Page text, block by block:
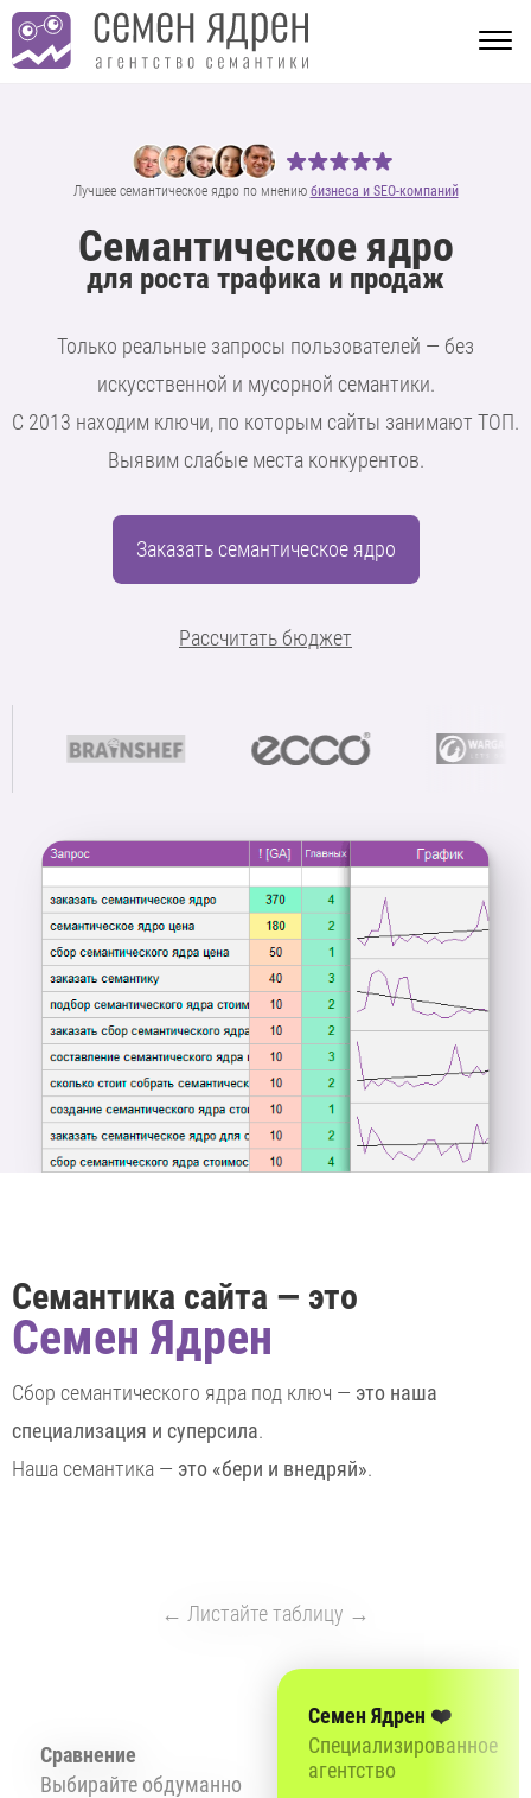
Лучшее семантическое ядро по мнению бизнеса и SEO-компаний
Семантическое ядро
для роста трафика и продаж
Только реальные запросы пользователей — без
искусственной и мусорной семантики.
С 2013 находим ключи, по которым сайты занимают ТОП.
Выявим слабые места конкурентов.
Заказать семантическое ядро
Рассчитать бюджет
Семантика сайта — это
Семен Ядрен
Сбор семантического ядра под ключ — это наша
специализация и суперсила.
Наша семантика — это «бери и внедряй».
← Листайте таблицу →
Сравнение
Выбирайте обдуманно
Семен Ядрен ❤️
Специализированное
агентство